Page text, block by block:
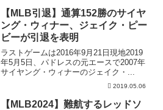
【MLB引退】通算152勝のサイヤ
ング・ウィナー、ジェイク・ピー
ビーが引退を表明
ラストゲームは2016年9月21日現地2019
年5月5日、パドレスの元エースで2007年
サイヤング・ウィナーのジェイク・...
2019.05.06
【MLB2024】難航するレッドソ